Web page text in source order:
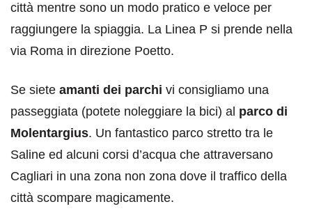
città mentre sono un modo pratico e veloce per
raggiungere la spiaggia. La Linea P si prende nella
via Roma in direzione Poetto.
Se siete amanti dei parchi vi consigliamo una
passeggiata (potete noleggiare la bici) al parco di
Molentargius. Un fantastico parco stretto tra le
Saline ed alcuni corsi d’acqua che attraversano
Cagliari in una zona non zona dove il traffico della
città scompare magicamente.